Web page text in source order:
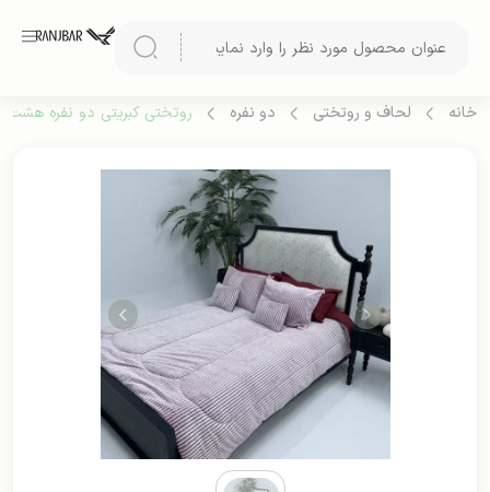
خانه لحاف و روتختی دو نفره روتختی کبریتی دو نفره هشت